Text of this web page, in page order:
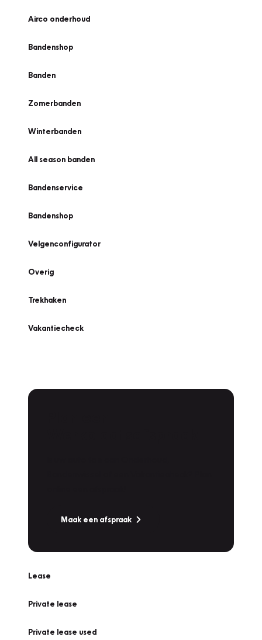
Airco onderhoud
Bandenshop
Banden
Zomerbanden
Winterbanden
All season banden
Bandenservice
Bandenshop
Velgenconfigurator
Overig
Trekhaken
Vakantiecheck
Maak een afspraak
Lease
Private lease
Private lease used